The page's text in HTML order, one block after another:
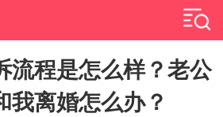
流程是怎么样？老公
我离婚怎么办？